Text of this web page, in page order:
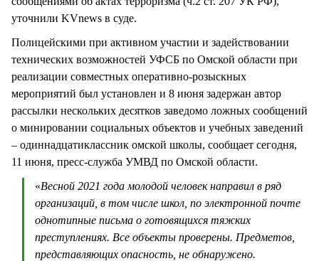
уточнили KVnews в суде.
Полицейскими при активном участии и задействовании
технических возможностей УФСБ по Омской области при
реализации совместных оперативно-розыскных
мероприятий был установлен и 8 июня задержан автор
рассылки нескольких десятков заведомо ложных сообщений
о минировании социальных объектов и учебных заведений
– одиннадцатиклассник омской школы, сообщает сегодня,
11 июня, пресс-служба УМВД по Омской области.
«Весной 2021 года молодой человек направил в ряд
организаций, в том числе школ, по электронной почте
однотипные письма о готовящихся тяжких
преступлениях. Все объекты проверены. Предметов,
представляющих опасность, не обнаружено.